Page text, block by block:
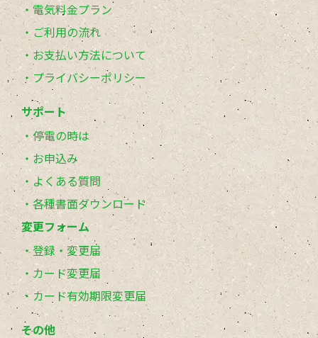
電気料金プラン
ご利用の流れ
お支払い方法について
プライバシーポリシー
サポート
停電の時は
お申込み
よくある質問
各種書面ダウンロード
変更フォーム
登録・変更届
カード変更届
カード有効期限変更届
その他